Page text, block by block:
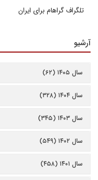
تلگراف گراهام برای ایران
آرشیو
سال ۱۴۰۵ (۶۲)
سال ۱۴۰۴ (۳۲۸)
سال ۱۴۰۳ (۳۴۵)
سال ۱۴۰۲ (۵۴۹)
سال ۱۴۰۱ (۴۵۸)